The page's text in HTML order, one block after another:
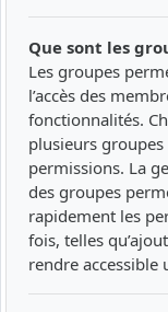
Que sont les
Les groupes
l’accès des
fonctionnalités.
plusieurs
permissions. La
des groupes
rapidement les
fois, telles
rendre